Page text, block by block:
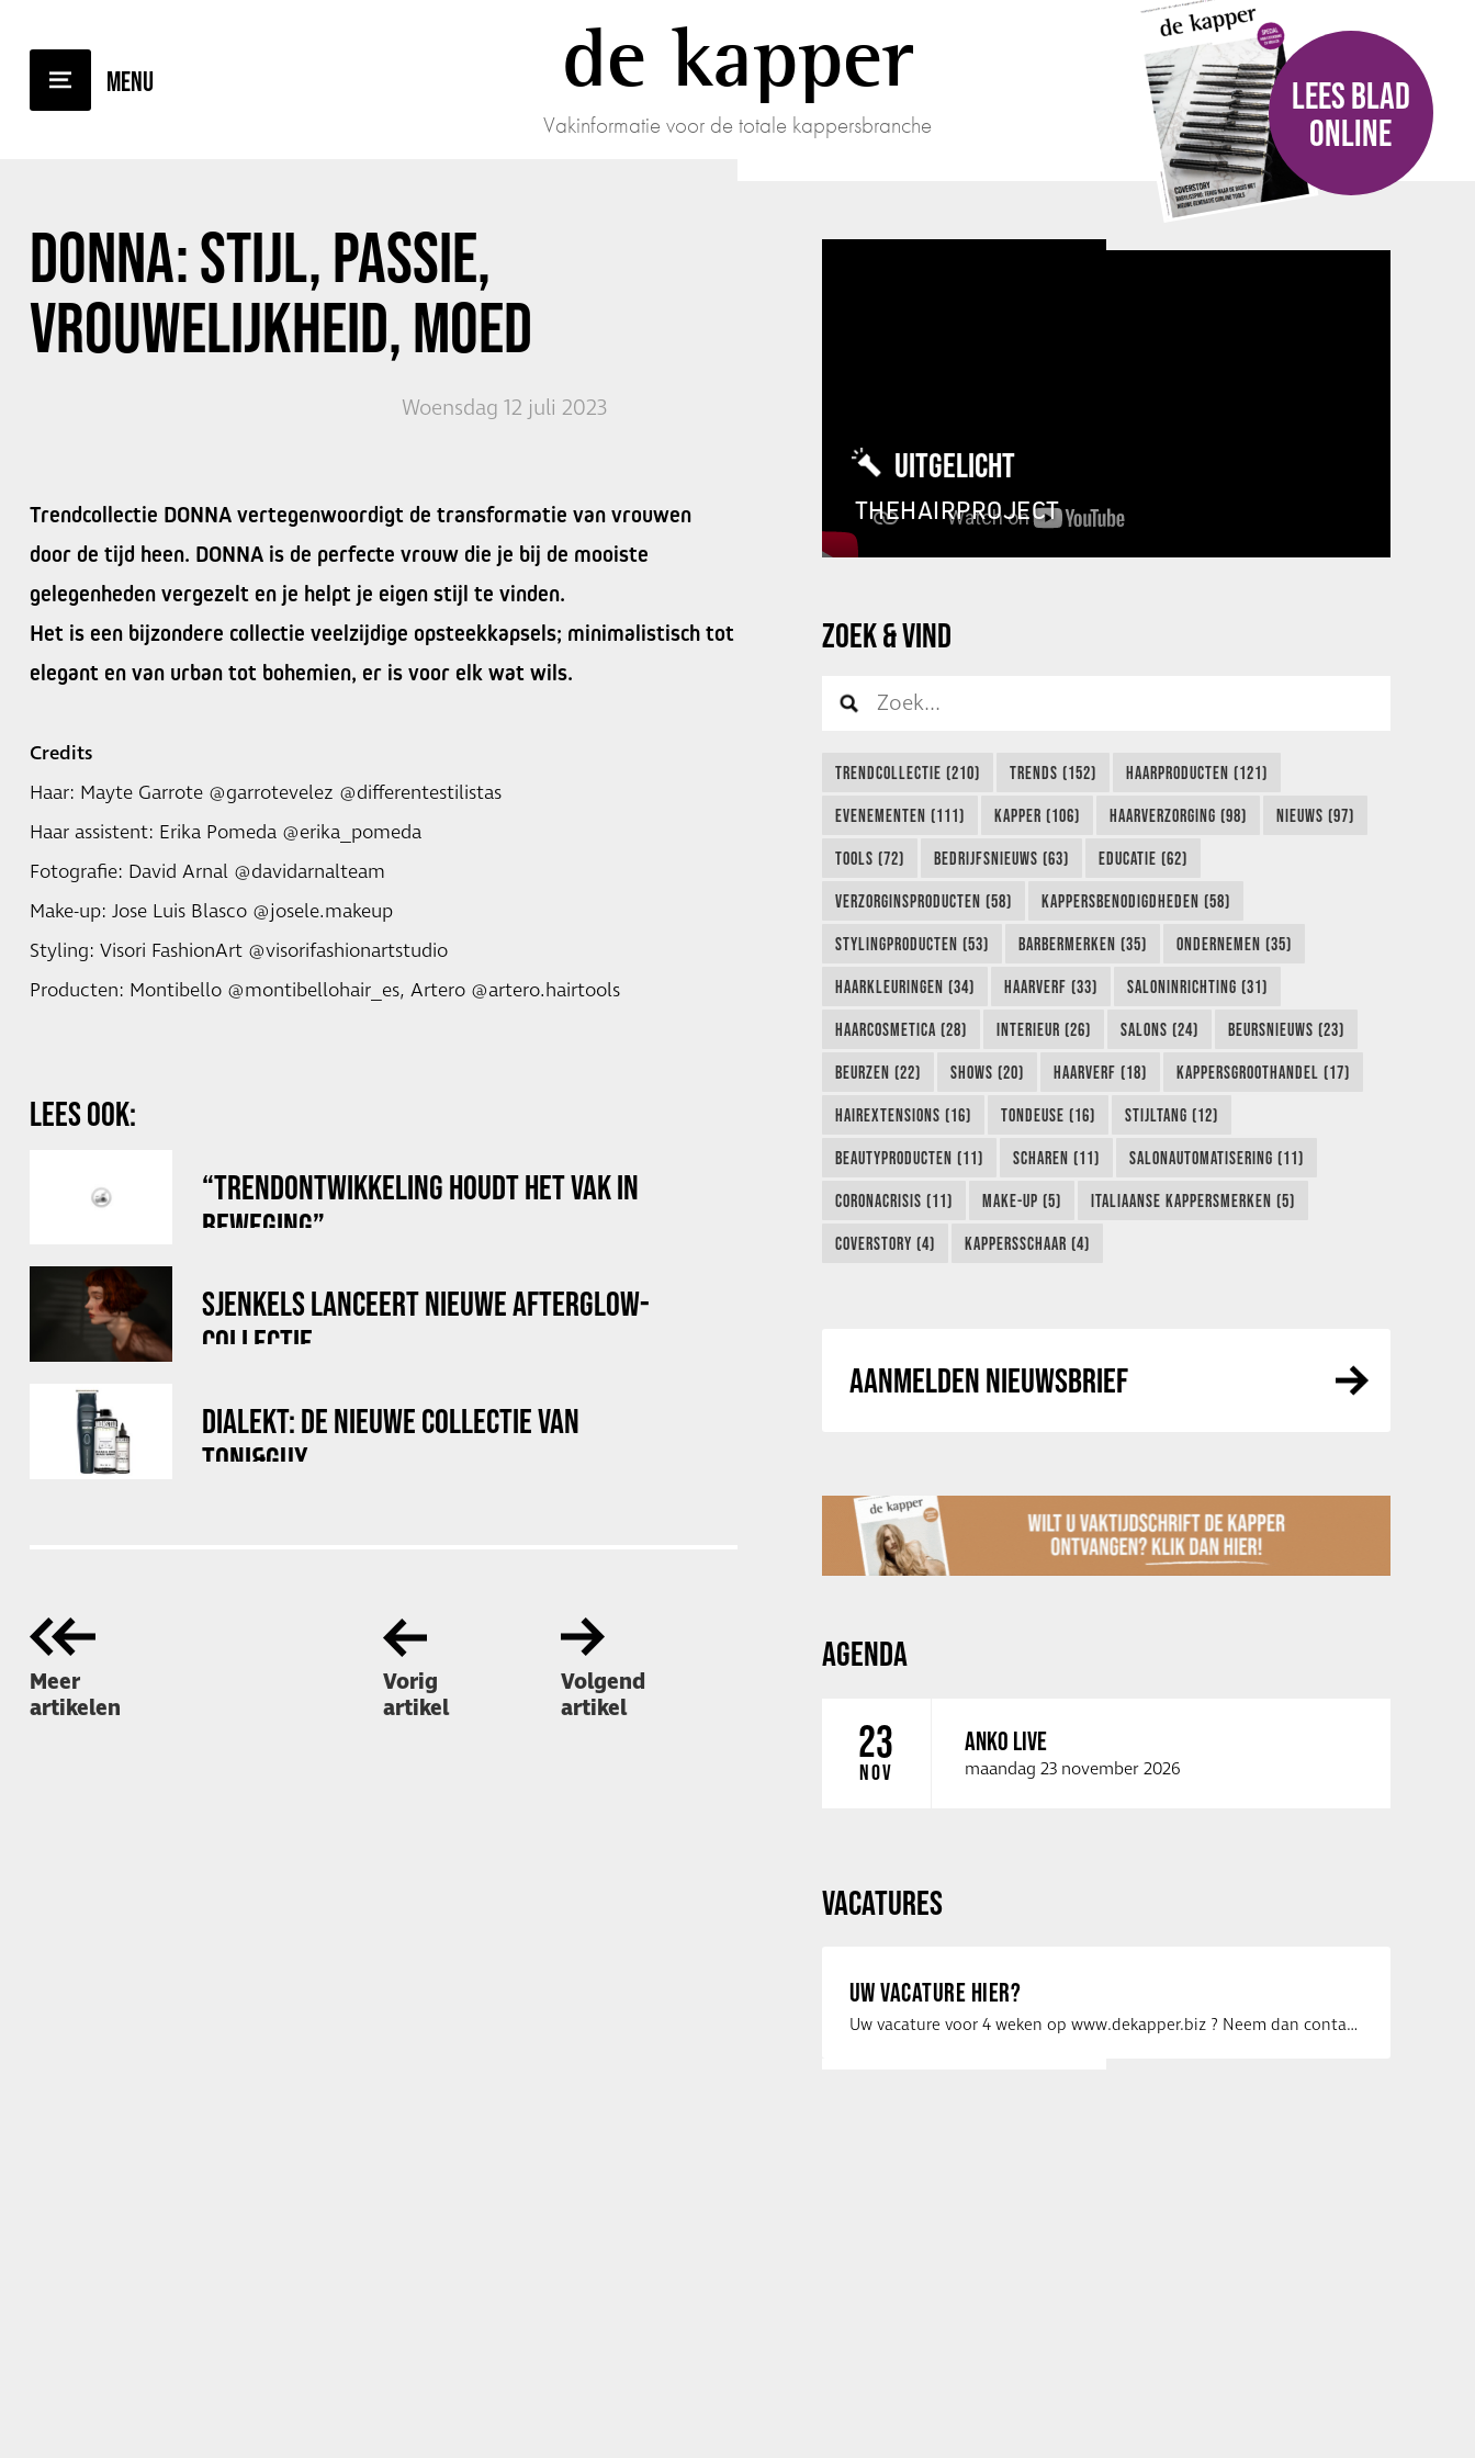
de kapper
Vakinformatie voor de totale kappersbranche
LEES BLAD
ONLINE
DONNA:STIJL, PASSIE,
VROUWELIJKHEID, MOED
Woensdag 12 juli 2023
Trendcollectie DONNA vertegenwoordigt de transformatie van vrouwen
door de tijd heen. DONNA is de perfecte vrouw die je bij de mooiste
gelegenheden vergezelt en je helpt je eigen stijl te vinden.
Het is een bijzondere collectie veelzijdige opsteekkapsels; minimalistisch tot
elegant en van urban tot bohemien, er is voor elk wat wils.
Credits
Haar: Mayte Garrote @garrotevelez @differentestilistas
Haar assistent: Erika Pomeda @erika_pomeda
Fotografie: David Arnal @davidarnalteam
Make-up: Jose Luis Blasco @josele.makeup
Styling: Visori FashionArt @visorifashionartstudio
Producten: Montibello @montibellohair_es, Artero @artero.hairtools
LEES OOK:
“TRENDONTWIKKELING HOUDT HET VAK IN
BEWEGING”
SJENKELS LANCEERT NIEUWE AFTERGLOW-
COLLECTIE
DIALEKT: DE NIEUWE COLLECTIE VAN
TONI&GUY
Meer
artikelen
Vorig
artikel
Volgend
artikel
UITGELICHT
THEHAIRPROJECT
ZOEK & VIND
TRENDCOLLECTIE (210) TRENDS (152) HAARPRODUCTEN (121)
EVENEMENTEN (111) KAPPER (106) HAARVERZORGING (98) NIEUWS (97)
TOOLS (72) BEDRIJFSNIEUWS (63) EDUCATIE (62)
VERZORGINSPRODUCTEN (58) KAPPERSBENODIGDHEDEN (58)
STYLINGPRODUCTEN (53) BARBERMERKEN (35) ONDERNEMEN (35)
HAARKLEURINGEN (34) HAARVERF (33) SALONINRICHTING (31)
HAARCOSMETICA (28) INTERIEUR (26) SALONS (24) BEURSNIEUWS (23)
BEURZEN (22) SHOWS (20) HAARVERF (18) KAPPERSGROOTHANDEL (17)
HAIREXTENSIONS (16) TONDEUSE (16) STIJLTANG (12)
BEAUTYPRODUCTEN (11) SCHAREN (11) SALONAUTOMATISERING (11)
CORONACRISIS (11) MAKE-UP (5) ITALIAANSE KAPPERSMERKEN (5)
COVERSTORY (4) KAPPERSSCHAAR (4)
AANMELDEN NIEUWSBRIEF
AGENDA
23
NOV
ANKO LIVE
maandag 23 november 2026
VACATURES
UW VACATURE HIER?
Uw vacature voor 4 weken op www.dekapper.biz ? Neem dan contact op met Maaike …